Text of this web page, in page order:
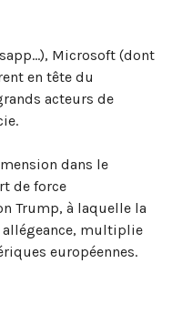
Microsoft (dont
en tête du
acteurs de
dans le
de force
Trump, à laquelle la
allégeance, multiplie
européennes.